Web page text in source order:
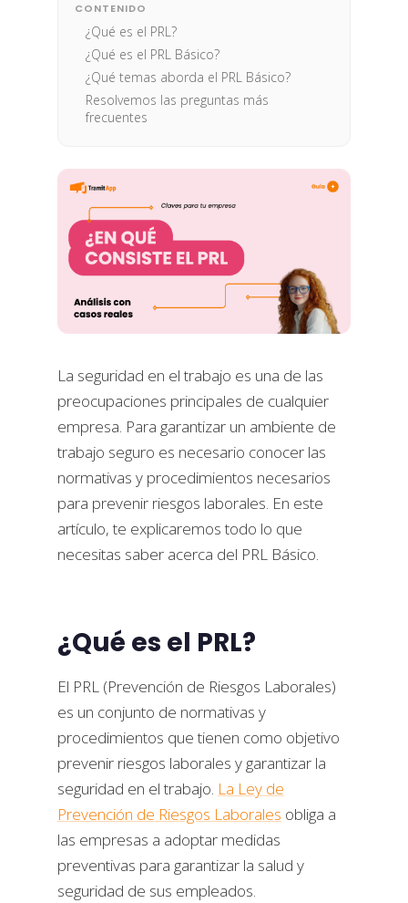
CONTENIDO
¿Qué es el PRL?
¿Qué es el PRL Básico?
¿Qué temas aborda el PRL Básico?
Resolvemos las preguntas más
frecuentes
La seguridad en el trabajo es una de las
preocupaciones principales de cualquier
empresa. Para garantizar un ambiente de
trabajo seguro es necesario conocer las
normativas y procedimientos necesarios
para prevenir riesgos laborales. En este
artículo, te explicaremos todo lo que
necesitas saber acerca del PRL Básico.
¿Qué es el PRL?
El PRL (Prevención de Riesgos Laborales)
es un conjunto de normativas y
procedimientos que tienen como objetivo
prevenir riesgos laborales y garantizar la
seguridad en el trabajo. La Ley de
Prevención de Riesgos Laborales obliga a
las empresas a adoptar medidas
preventivas para garantizar la salud y
seguridad de sus empleados.